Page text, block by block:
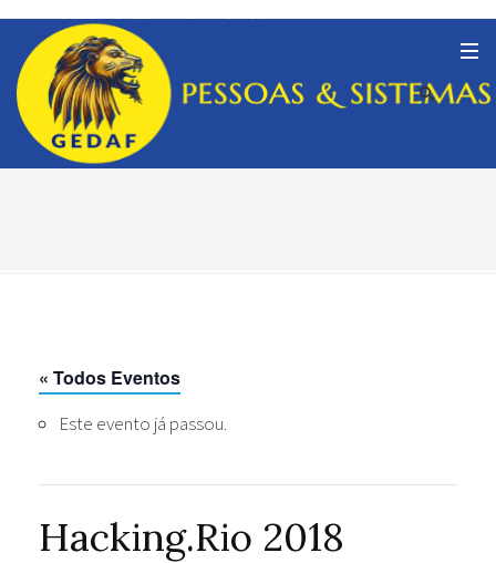
« Todos Eventos
Este evento já passou.
Hacking.Rio 2018